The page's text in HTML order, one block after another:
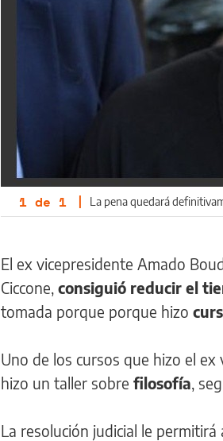
1 de 1 | La pena quedará
El ex vicepresidente Amado
Ciccone, consiguió reducir el
tomada porque porque hizo
Uno de los cursos que hizo el
hizo un taller sobre filosofía ,
La resolución judicial le permitirá